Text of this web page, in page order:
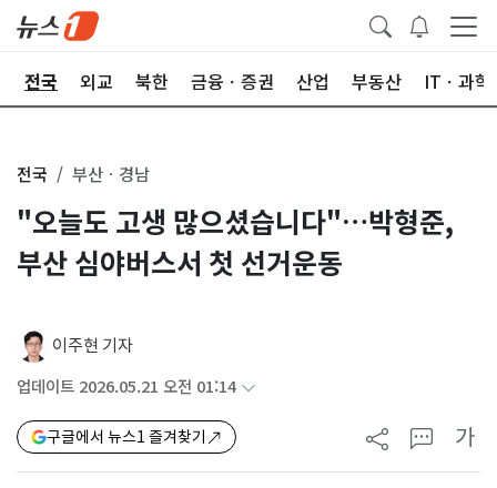
전국 외교 북한 금융ㆍ증권 산업 부동산 ITㆍ과학
전국 부산ㆍ경남
"오늘도 고생 많으셨습니다"…박형준,
부산 심야버스서 첫 선거운동
이주현 기자
업데이트 2026.05.21 오전 01:14
구글에서 뉴스1 즐겨찾기 가